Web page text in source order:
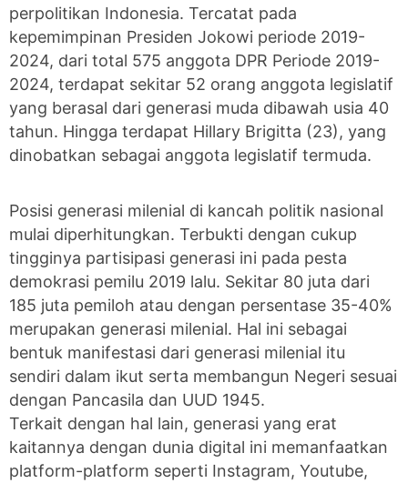
perpolitikan Indonesia. Tercatat pada
kepemimpinan Presiden Jokowi periode 2019-
2024, dari total 575 anggota DPR Periode 2019-
2024, terdapat sekitar 52 orang anggota legislatif
yang berasal dari generasi muda dibawah usia 40
tahun. Hingga terdapat Hillary Brigitta (23), yang
dinobatkan sebagai anggota legislatif termuda.
Posisi generasi milenial di kancah politik nasional
mulai diperhitungkan. Terbukti dengan cukup
tingginya partisipasi generasi ini pada pesta
demokrasi pemilu 2019 lalu. Sekitar 80 juta dari
185 juta pemiloh atau dengan persentase 35-40%
merupakan generasi milenial. Hal ini sebagai
bentuk manifestasi dari generasi milenial itu
sendiri dalam ikut serta membangun Negeri sesuai
dengan Pancasila dan UUD 1945.
Terkait dengan hal lain, generasi yang erat
kaitannya dengan dunia digital ini memanfaatkan
platform-platform seperti Instagram, Youtube,